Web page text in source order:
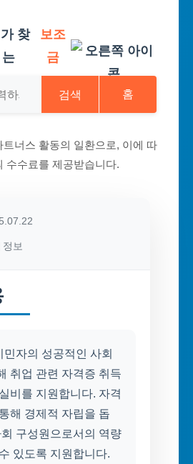
찾
는
보조
금
검색 홈
너스 활동의 일환으로, 이에 따
수수료를 제공받습니다.
보
민자의 성공적인 사회
취업 관련 자격증 취득
비를 지원합니다. 자격
해 경제적 자립을 돕
구성원으로서의 역량
있도록 지원합니다.